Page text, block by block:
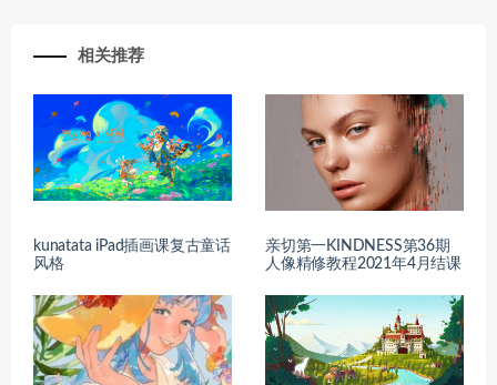
相关推荐
kunatata iPad插画课复古童话
风格
亲切第一KINDNESS第36期
人像精修教程2021年4月结课